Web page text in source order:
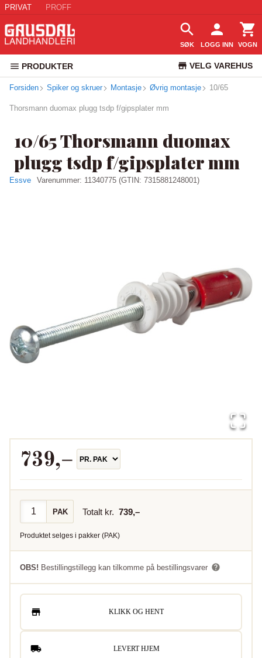
PRIVAT PROFF
SØK LOGG INN VOGN
PRODUKTER VELG VAREHUS
KUNDESERVICE
Forsiden Spiker og skruer Montasje Øvrig montasje 10/65
Thorsmann duomax plugg tsdp f/gipsplater mm
10/65 Thorsmann duomax
plugg tsdp f/gipsplater mm
Essve Varenummer: 11340775 (GTIN: 7315881248001)
739,–
PAK Totalt kr. 739,–
Produktet selges i pakker (PAK)
OBS! Bestillingstillegg kan tilkomme på bestillingsvarer
KLIKK OG HENT
LEVERT HJEM